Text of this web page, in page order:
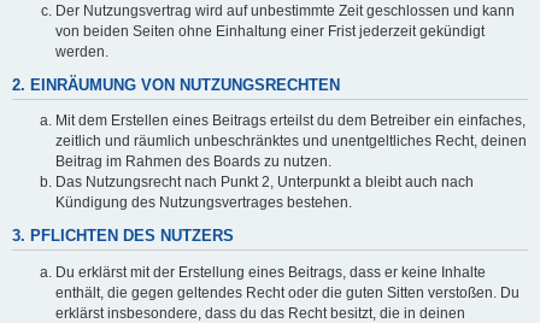
Der Nutzungsvertrag wird auf unbestimmte Zeit geschlossen und kann
von beiden Seiten ohne Einhaltung einer Frist jederzeit gekündigt
werden.
2. EINRÄUMUNG VON NUTZUNGSRECHTEN
Mit dem Erstellen eines Beitrags erteilst du dem Betreiber ein einfaches,
zeitlich und räumlich unbeschränktes und unentgeltliches Recht, deinen
Beitrag im Rahmen des Boards zu nutzen.
Das Nutzungsrecht nach Punkt 2, Unterpunkt a bleibt auch nach
Kündigung des Nutzungsvertrages bestehen.
3. PFLICHTEN DES NUTZERS
Du erklärst mit der Erstellung eines Beitrags, dass er keine Inhalte
enthält, die gegen geltendes Recht oder die guten Sitten verstoßen. Du
erklärst insbesondere, dass du das Recht besitzt, die in deinen